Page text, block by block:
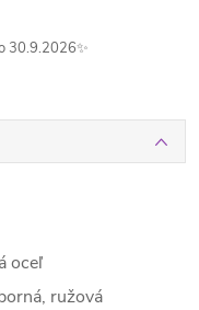
30.9.2026✨
oceľ
ružová